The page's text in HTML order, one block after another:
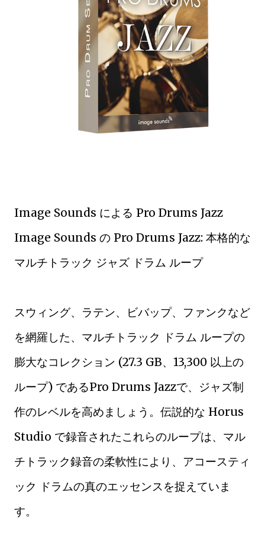
Image Sounds による Pro Drums Jazz
Image Sounds の Pro Drums Jazz: 本格的な
マルチトラック ジャズ ドラム ループ
スウィング、ラテン、ビバップ、ファンクなど
を網羅した、マルチトラック ドラム ループの
膨大なコレクション (27.3 GB、13,300 以上の
ループ) であるPro Drums Jazzで、ジャズ制
作のレベルを高めましょう。伝説的な Horus
Studio で録音されたこれらのループは、マル
チトラック録音の柔軟性により、アコースティ
ック ドラムの真のエッセンスを捉えていま
す。